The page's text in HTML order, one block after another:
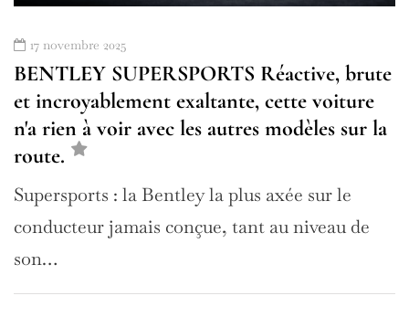
17 novembre 2025
BENTLEY SUPERSPORTS Réactive, brute
et incroyablement exaltante, cette voiture
n'a rien à voir avec les autres modèles sur la
route.
Supersports : la Bentley la plus axée sur le
conducteur jamais conçue, tant au niveau de
son…